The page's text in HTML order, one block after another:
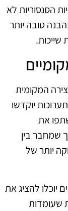
הסנסוריות לא
טובה יותר
את היצירה המקומית
יוקדשו
את
שמחבר בין
יותר של
יוכלו להציג את
שעומדות